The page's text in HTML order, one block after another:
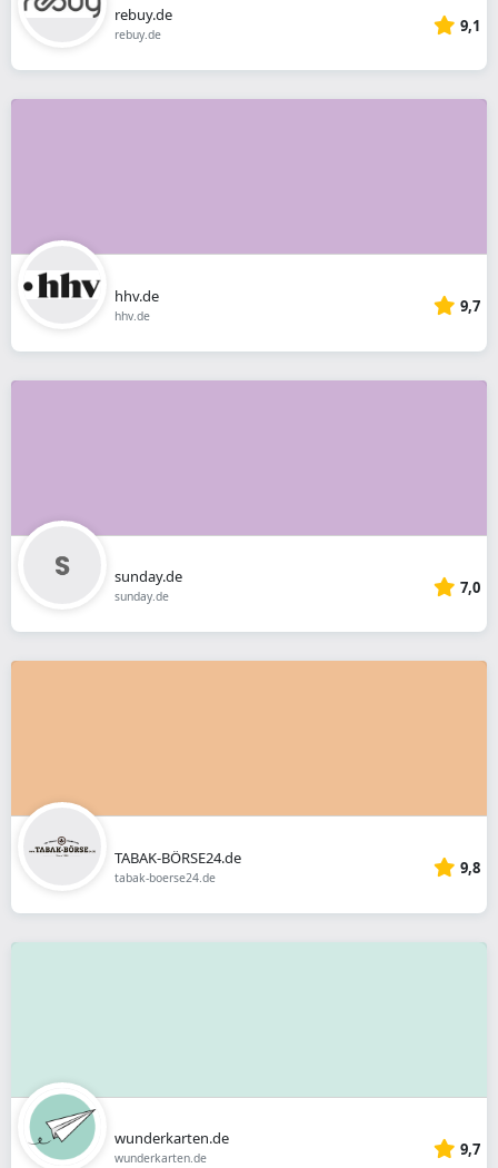
rebuy.de
rebuy.de 9,1
hhv.de
hhv.de 9,7
sunday.de
sunday.de 7,0
TABAK-BÖRSE24.de
tabak-boerse24.de 9,8
wunderkarten.de
wunderkarten.de 9,7